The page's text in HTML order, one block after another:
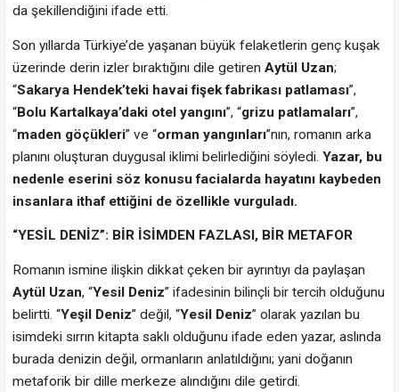
da şekillendiğini ifade etti.
Son yıllarda Türkiye’de yaşanan büyük felaketlerin genç kuşak
üzerinde derin izler bıraktığını dile getiren Aytül Uzan;
“Sakarya Hendek’teki havai fişek fabrikası patlaması”,
“Bolu Kartalkaya’daki otel yangını”, “grizu patlamaları”,
“maden göçükleri” ve “orman yangınları”nın, romanın arka
planını oluşturan duygusal iklimi belirlediğini söyledi. Yazar, bu
nedenle eserini söz konusu facialarda hayatını kaybeden
insanlara ithaf ettiğini de özellikle vurguladı.
“YESİL DENİZ”: BİR İSİMDEN FAZLASI, BİR METAFOR
Romanın ismine ilişkin dikkat çeken bir ayrıntıyı da paylaşan
Aytül Uzan, “Yesil Deniz” ifadesinin bilinçli bir tercih olduğunu
belirtti. “Yeşil Deniz” değil, “Yesil Deniz” olarak yazılan bu
isimdeki sırrın kitapta saklı olduğunu ifade eden yazar, aslında
burada denizin değil, ormanların anlatıldığını; yani doğanın
metaforik bir dille merkeze alındığını dile getirdi.